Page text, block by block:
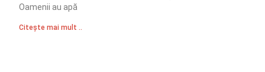
Oamenii au apă
Citește mai mult ..